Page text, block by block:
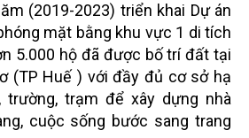
(2019-2023) triển khai Dự án
mặt bằng khu vực 1 di tích
5.000 hộ đã được bố trí đất tại
(TP Huế ) với đầy đủ cơ sở hạ
trường, trạm để xây dựng nhà
cuộc sống bước sang trang